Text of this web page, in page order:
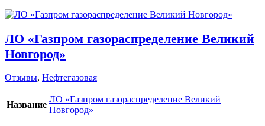
ЛО «Газпром газораспределение Великий
Новгород»
Отзывы, Нефтегазовая
Название
ЛО «Газпром газораспределение Великий
Новгород»